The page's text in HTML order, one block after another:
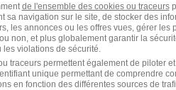
de l'ensemble des cookies ou traceurs
sa navigation sur le site, de stocker des
les annonces ou les offres vues, gérer
non, et plus globalement garantir la
violations de sécurité.
traceurs permettent également de piloter
unique permettant de comprendre
en fonction des différentes sources de